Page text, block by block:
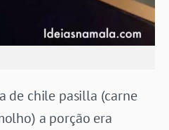
de chile pasilla (carne
a porção era